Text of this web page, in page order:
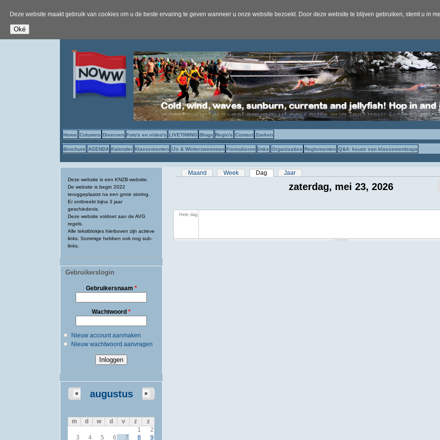
Deze website maakt gebruik van cookies om u de beste ervaring te geven wanneer u onze website bezoekt. Door deze website te blijven gebruiken, stemt u in
Home Columns Diversen Foto's en video's LIVETIMING Blogs Regio's Contact Zoeken
Brochure AGENDA Kalender Klassementen IJs & Winterzwemmen Formulieren links Organisaties Reglementen Q&A: keuze van klassementcaps
Deze website is een KNZB-website.
De website is begin 2022
teruggeplaatst na een grote storing.
Er ontbreekt bijna 3 jaar
geschiedenis.
Deze website voldoet aan de AVG
regels.
Alle tekstblokjes hierboven zijn actieve
links. Sommige hebben ook nog sub-
links.
Gebruikerslogin
Gebruikersnaam *
Wachtwoord *
Nieuw account aanmaken
Nieuw wachtwoord aanvragen
augustus
« »
m d w d v z
z
1
2
3
4 5 6 7 8
9
Primaire tabs
Maand Week Dag (actieve tabblad)
Jaar
zaterdag, mei 23, 2026
Hele dag